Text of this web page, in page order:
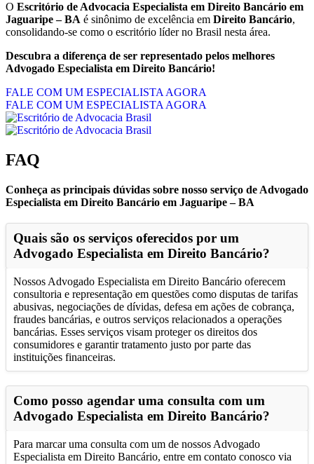
O Escritório de Advocacia Especialista em Direito Bancário em
Jaguaripe – BA é sinônimo de excelência em Direito Bancário,
consolidando-se como o escritório líder no Brasil nesta área.
Descubra a diferença de ser representado pelos melhores
Advogado Especialista em Direito Bancário!
FALE COM UM ESPECIALISTA AGORA
FALE COM UM ESPECIALISTA AGORA
FAQ
Conheça as principais dúvidas sobre nosso serviço de Advogado
Especialista em Direito Bancário em Jaguaripe – BA
Quais são os serviços oferecidos por um
Advogado Especialista em Direito Bancário?
Nossos Advogado Especialista em Direito Bancário oferecem
consultoria e representação em questões como disputas de tarifas
abusivas, negociações de dívidas, defesa em ações de cobrança,
fraudes bancárias, e outros serviços relacionados a operações
bancárias. Esses serviços visam proteger os direitos dos
consumidores e garantir tratamento justo por parte das
instituições financeiras.
Como posso agendar uma consulta com um
Advogado Especialista em Direito Bancário?
Para marcar uma consulta com um de nossos Advogado
Especialista em Direito Bancário, entre em contato conosco via